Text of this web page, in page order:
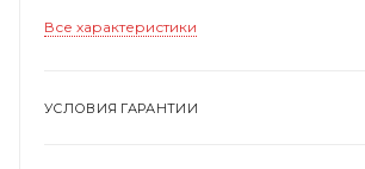
Все характеристики
УСЛОВИЯ ГАРАНТИИ